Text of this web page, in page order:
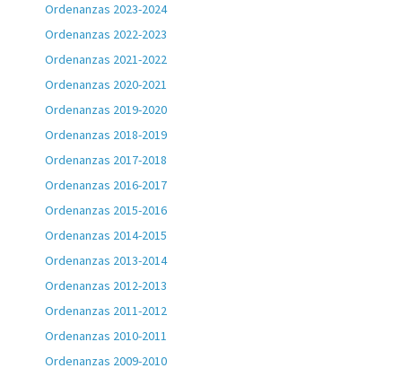
Ordenanzas 2023-2024
Ordenanzas 2022-2023
Ordenanzas 2021-2022
Ordenanzas 2020-2021
Ordenanzas 2019-2020
Ordenanzas 2018-2019
Ordenanzas 2017-2018
Ordenanzas 2016-2017
Ordenanzas 2015-2016
Ordenanzas 2014-2015
Ordenanzas 2013-2014
Ordenanzas 2012-2013
Ordenanzas 2011-2012
Ordenanzas 2010-2011
Ordenanzas 2009-2010